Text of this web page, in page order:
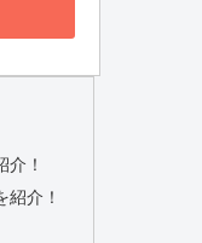
！
紹介！